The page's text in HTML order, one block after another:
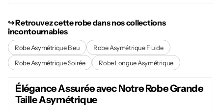
↪︎ Retrouvez cette robe dans nos collections
incontournables
Robe Asymétrique Bleu
Robe Asymétrique Fluide
Robe Asymétrique Soirée
Robe Longue Asymétrique
Élégance Assurée avec NotreRobe Grande
Taille Asymétrique